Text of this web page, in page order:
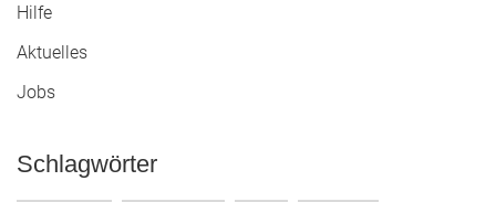
Hilfe
Aktuelles
Jobs
Schlagwörter